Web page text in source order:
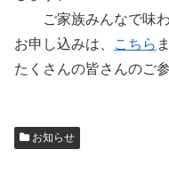
ご家族みんなで味わ
お申し込みは、
こちら
たくさんの皆さんのご
お知らせ